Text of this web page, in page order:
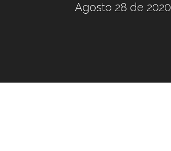
Agosto 28 de 2020